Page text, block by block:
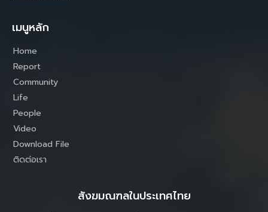
เมนูหลัก
Home
Report
Community
Life
People
Video
Download File
ติดต่อเรา
สังฆมณฑลในประเทศไทย